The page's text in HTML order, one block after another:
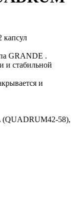
капсул
GRANDE .
и стабильной
и
(QUADRUM42-58),